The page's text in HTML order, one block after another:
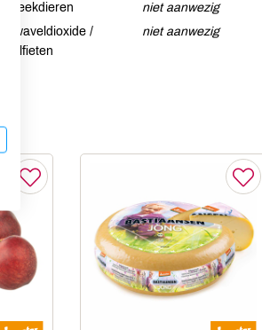
Weekdieren
niet aanwezig
Zwaveldioxide /
sulfieten
niet aanwezig